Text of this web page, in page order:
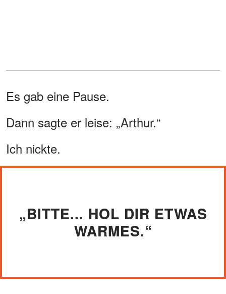
Es gab eine Pause.
Dann sagte er leise: „Arthur.“
Ich nickte.
„BITTE... HOL DIR ETWAS
WARMES.“